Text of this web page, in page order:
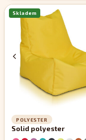
Skladem
POLYESTER
Solid polyester